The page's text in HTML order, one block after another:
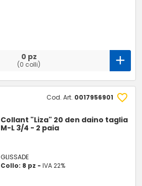
0 pz
(0 colli)
Cod. Art. 0017956901
Collant "Liza" 20 den daino taglia
M-L 3/4 - 2 paia
GLISSADE
Collo: 8 pz -IVA 22%